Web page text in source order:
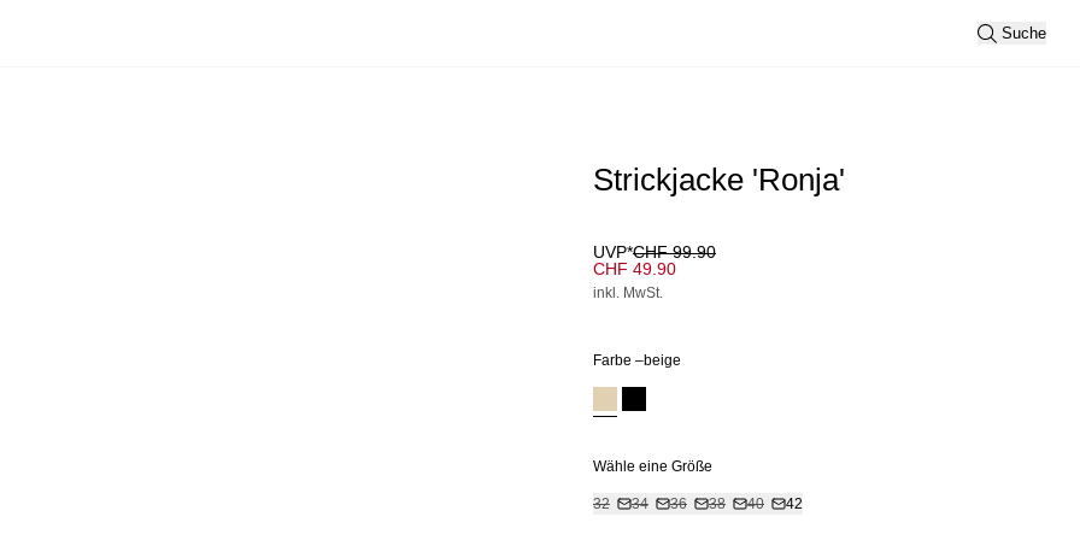
Suche
Strickjacke 'Ronja'
UVP*CHF 99.90
CHF 49.90
inkl. MwSt.
Farbe –beige
Wähle eine Größe
32 34 36 38 40 42